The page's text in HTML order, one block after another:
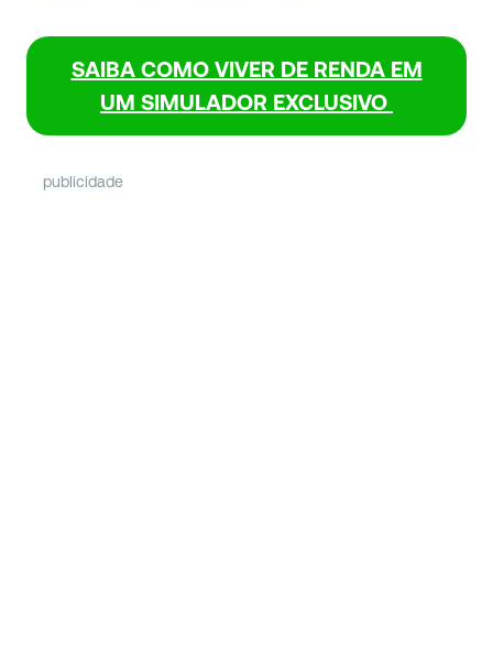
SAIBA COMO VIVER DE RENDA EM
UM SIMULADOR EXCLUSIVO
publicidade